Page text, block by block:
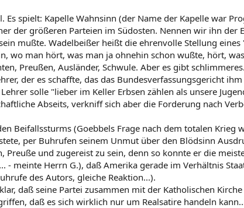
Es spielt: Kapelle Wahnsinn (der Name der Kapelle war
der größeren Parteien im Südosten. Nennen wir ihn der
mußte. Wadelbeißer heißt die ehrenvolle Stellung
wo man hört, was man ja ohnehin schon wußte, hört,
Preußen, Ausländer, Schwule. Aber es gibt
der es schaffte, das das Bundesverfassungsgericht
solle "lieber im Keller Erbsen zählen als unsere
Abseits, verkniff sich aber die Forderung nach
Beifallssturms (Goebbels Frage nach dem totalen
per Buhrufen seinem Unmut über den Blödsinn
und zugereist zu sein, denn so konnte er die
- meinte Herrn G.), daß Amerika gerade im Verhältnis
des Autors, gleiche Reaktion...).
daß seine Partei zusammen mit der Katholischen
daß es sich wirklich nur um Realsatire handeln